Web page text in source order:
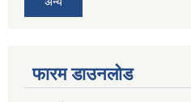
फारम डाउनलोड